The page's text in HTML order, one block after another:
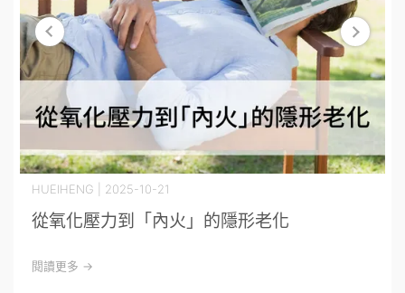
HUEIHENG | 2025-10-21
從氧化壓力到「內火」的隱形老化
閱讀更多 ->